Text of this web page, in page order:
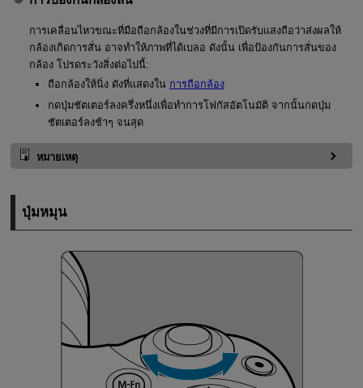
การเคลื่อนไหวขณะที่มือถือกล้องในช่วงที่มีการเปิดรับแสงถือว่าส่งผลให้
กล้องเกิดการสั่น อาจทำให้ภาพที่ได้เบลอ ดังนั้น เพื่อป้องกันการสั่นของ
กล้อง โปรดระวังสิ่งต่อไปนี้:
ถือกล้องให้นิ่ง ดังที่แสดงใน การถือกล้อง
กดปุ่มชัตเตอร์ลงครึ่งหนึ่งเพื่อทำการโฟกัสอัตโนมัติ จากนั้นกดปุ่ม
ชัตเตอร์ลงช้าๆ จนสุด
หมายเหตุ
ปุ่มหมุน